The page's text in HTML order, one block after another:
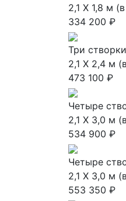
2,1 Х 1,8 м
334 200 ₽
Три створки
2,1 Х 2,4 м
473 100 ₽
Четыре
2,1 Х 3,0 м
534 900 ₽
Четыре
2,1 Х 3,0 м
553 350 ₽